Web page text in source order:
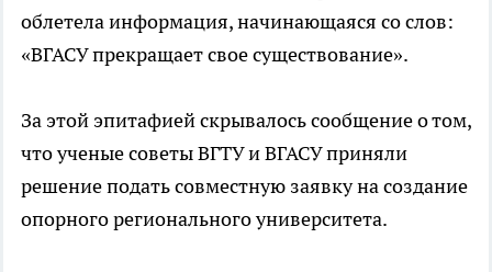
облетела информация, начинающаяся со слов:
«ВГАСУ прекращает свое существование».
За этой эпитафией скрывалось сообщение о том,
что ученые советы ВГТУ и ВГАСУ приняли
решение подать совместную заявку на создание
опорного регионального университета.